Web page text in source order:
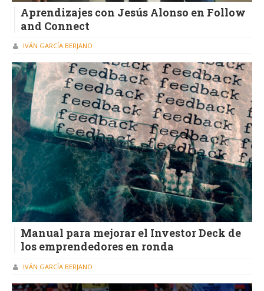
Aprendizajes con Jesús Alonso en Follow
and Connect
IVÁN GARCÍA BERJANO
Manual para mejorar el Investor Deck de
los emprendedores en ronda
IVÁN GARCÍA BERJANO